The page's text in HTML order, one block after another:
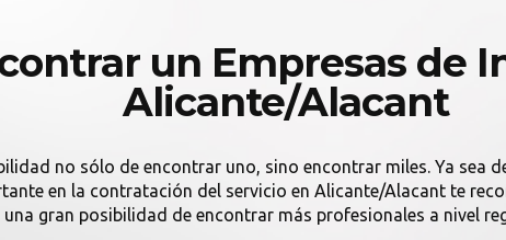
un Empresas de
Alicante/Alacant
no sólo de encontrar uno, sino encontrar miles. Ya sea
en la contratación del servicio en Alicante/Alacant te
una gran posibilidad de encontrar más profesionales a nivel